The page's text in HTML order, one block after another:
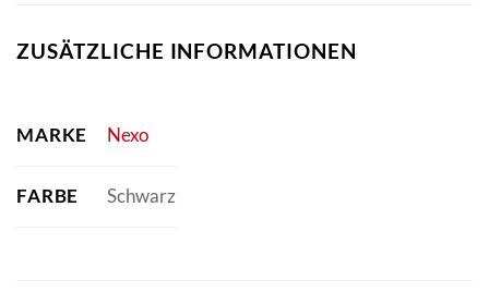
ZUSÄTZLICHE INFORMATIONEN
MARKE Nexo
FARBE Schwarz